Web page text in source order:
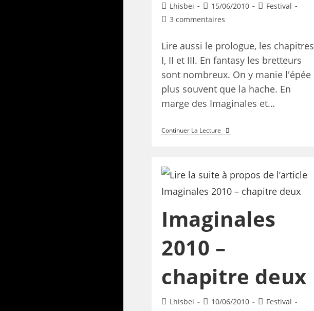
Lhisbei 15/06/2010
Festival
3 commentaires
Lire aussi le prologue, les chapitres
I, II et III. En fantasy les bretteurs
sont nombreux. On y manie l'épée
plus souvent que la hache. En
marge des Imaginales et…
Continuer La Lecture
Imaginales
2010 –
chapitre deux
Lhisbei 10/06/2010
Festival